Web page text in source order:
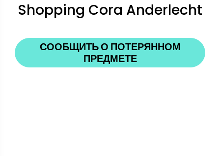
Shopping Cora Anderlecht
СООБЩИТЬ О ПОТЕРЯННОМ
ПРЕДМЕТЕ